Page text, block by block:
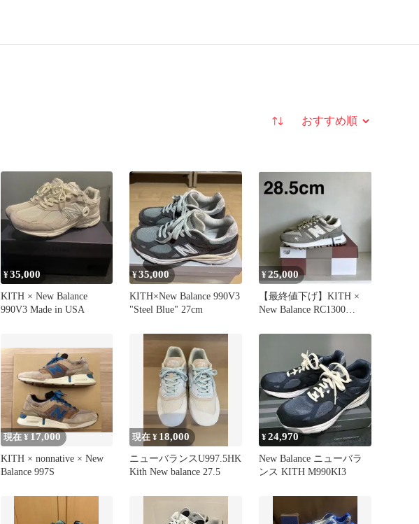
並び替え
¥35,000
KITH × New Balance
990V3 Made in USA
¥35,000
KITH×New Balance 990V3
"Steel Blue" 27cm
¥25,000
【最終値下げ】KITH ×
New Balance RC1300
現在 ¥ 17,000
KITH × nonnative × New
Balance 997S
現在 ¥ 18,000
ニューバランスU997.5HK
Kith New balance 27.5
¥24,970
New Balance ニューバラ
ンス KITH M990KI3